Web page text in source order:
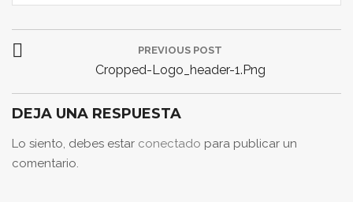
Navegación
de
PREVIOUS POST
Previous
Post:
Cropped-Logo_header-1.png
DEJA UNA RESPUESTA
Lo siento, debes estar conectado para publicar un
comentario.